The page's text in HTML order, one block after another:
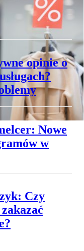
– jak
opinie o
Nowe
w
Czy